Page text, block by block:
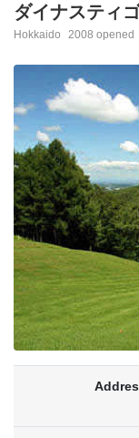
ダイナスティ
Hokkaido 2008 opened